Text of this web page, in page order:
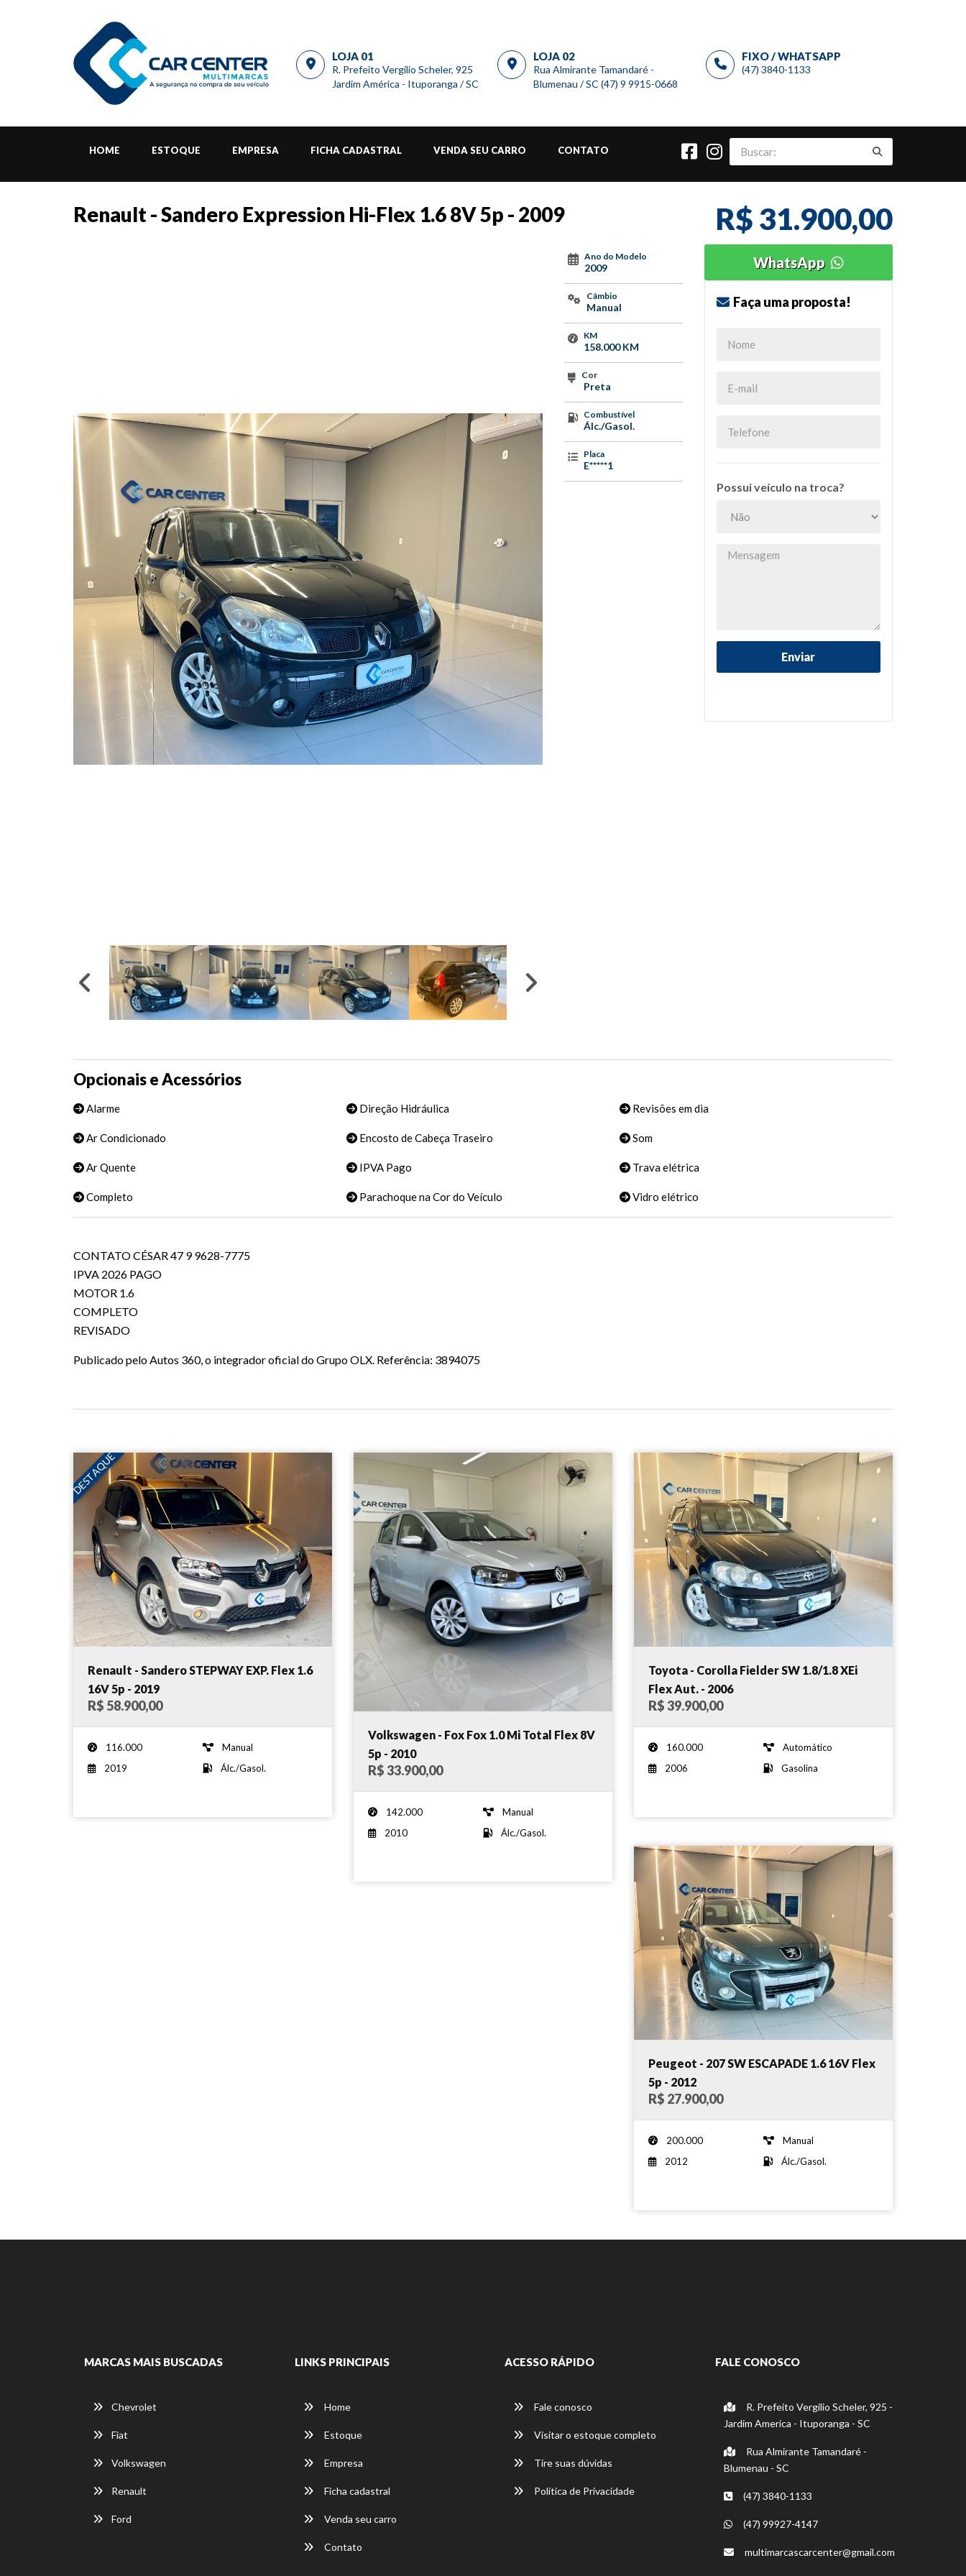
LOJA 01
R. Prefeito Vergilio Scheler, 925
Jardim América - Ituporanga / SC
LOJA 02
Rua Almirante Tamandaré -
Blumenau / SC (47) 9 9915-0668
FIXO / WHATSAPP
(47) 3840-1133
HOME ESTOQUE EMPRESA FICHA CADASTRAL VENDA SEU CARRO CONTATO
Renault - Sandero Expression Hi-Flex 1.6 8V 5p - 2009 R$ 31.900,00
Ano do Modelo
2009
Câmbio
Manual
KM
158.000 KM
Cor
Preta
Combustível
Álc./Gasol.
Placa
E*****1
WhatsApp
Faça uma proposta!
Possui veículo na troca?
Opcionais e Acessórios
Alarme
Ar Condicionado
Ar Quente
Completo
Direção Hidráulica
Encosto de Cabeça Traseiro
IPVA Pago
Parachoque na Cor do Veículo
Revisões em dia
Som
Trava elétrica
Vidro elétrico
CONTATO CÉSAR 47 9 9628-7775
IPVA 2026 PAGO
MOTOR 1.6
COMPLETO
REVISADO
Publicado pelo Autos 360, o integrador oficial do Grupo OLX. Referência: 3894075
DESTAQUE
Renault - Sandero STEPWAY EXP. Flex 1.6
16V 5p - 2019
R$ 58.900,00
116.000
Manual
2019
Álc./Gasol.
Volkswagen - Fox Fox 1.0 Mi Total Flex 8V
5p - 2010
R$ 33.900,00
142.000
Manual
2010
Álc./Gasol.
Toyota - Corolla Fielder SW 1.8/1.8 XEi
Flex Aut. - 2006
R$ 39.900,00
160.000
Automático
2006
Gasolina
Peugeot - 207 SW ESCAPADE 1.6 16V Flex
5p - 2012
R$ 27.900,00
200.000
Manual
2012
Álc./Gasol.
MARCAS MAIS BUSCADAS
Chevrolet
Fiat
Volkswagen
Renault
Ford
LINKS PRINCIPAIS
Home
Estoque
Empresa
Ficha cadastral
Venda seu carro
Contato
ACESSO RÁPIDO
Fale conosco
Visitar o estoque completo
Tire suas dúvidas
Política de Privacidade
FALE CONOSCO
R. Prefeito Vergilio Scheler, 925 -
Jardim America - Ituporanga - SC
Rua Almirante Tamandaré -
Blumenau - SC
(47) 3840-1133
(47) 99927-4147
multimarcascarcenter@gmail.com